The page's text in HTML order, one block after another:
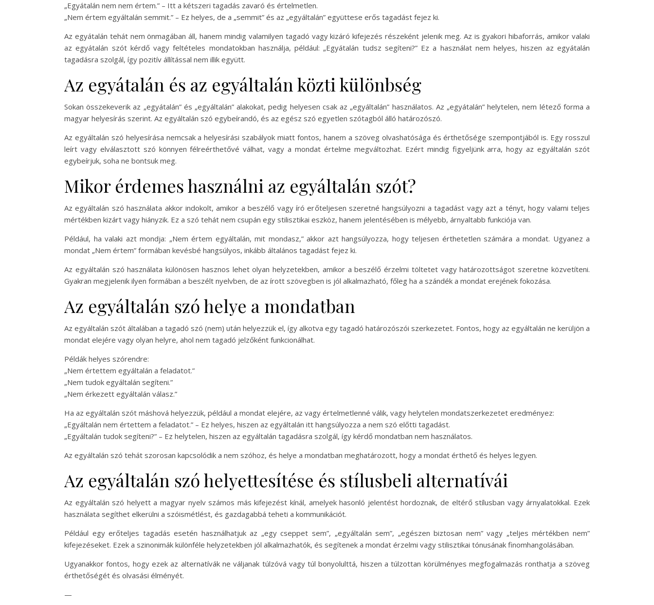
„Egyátalán nem nem értem.” – Itt a kétszeri tagadás zavaró és értelmetlen.
„Nem értem egyáltalán semmit.” – Ez helyes, de a „semmit” és az „egyáltalán” együttese erős tagadást fejez ki.
Az egyátalán tehát nem önmagában áll, hanem mindig valamilyen tagadó vagy kizáró kifejezés részeként jelenik meg. Az is gyakori hibaforrás, amikor valaki
az egyátalán szót kérdő vagy feltételes mondatokban használja, például: „Egyátalán tudsz segíteni?” Ez a használat nem helyes, hiszen az egyátalán
tagadásra szolgál, így pozitív állítással nem illik együtt.
Az egyátalán és az egyáltalán közti különbség
Sokan összekeverik az „egyátalán” és „egyáltalán” alakokat, pedig helyesen csak az „egyáltalán” használatos. Az „egyátalán” helytelen, nem létező forma a
magyar helyesírás szerint. Az egyáltalán szó egybeírandó, és az egész szó egyetlen szótagból álló határozószó.
Az egyáltalán szó helyesírása nemcsak a helyesírási szabályok miatt fontos, hanem a szöveg olvashatósága és érthetősége szempontjából is. Egy rosszul
leírt vagy elválasztott szó könnyen félreérthetővé válhat, vagy a mondat értelme megváltozhat. Ezért mindig figyeljünk arra, hogy az egyáltalán szót
egybeírjuk, soha ne bontsuk meg.
Mikor érdemes használni az egyáltalán szót?
Az egyáltalán szó használata akkor indokolt, amikor a beszélő vagy író erőteljesen szeretné hangsúlyozni a tagadást vagy azt a tényt, hogy valami teljes
mértékben kizárt vagy hiányzik. Ez a szó tehát nem csupán egy stilisztikai eszköz, hanem jelentésében is mélyebb, árnyaltabb funkciója van.
Például, ha valaki azt mondja: „Nem értem egyáltalán, mit mondasz,” akkor azt hangsúlyozza, hogy teljesen érthetetlen számára a mondat. Ugyanez a
mondat „Nem értem” formában kevésbé hangsúlyos, inkább általános tagadást fejez ki.
Az egyáltalán szó használata különösen hasznos lehet olyan helyzetekben, amikor a beszélő érzelmi töltetet vagy határozottságot szeretne közvetíteni.
Gyakran megjelenik ilyen formában a beszélt nyelvben, de az írott szövegben is jól alkalmazható, főleg ha a szándék a mondat erejének fokozása.
Az egyáltalán szó helye a mondatban
Az egyáltalán szót általában a tagadó szó (nem) után helyezzük el, így alkotva egy tagadó határozószói szerkezetet. Fontos, hogy az egyáltalán ne kerüljön a
mondat elejére vagy olyan helyre, ahol nem tagadó jelzőként funkcionálhat.
Példák helyes szórendre:
„Nem értettem egyáltalán a feladatot.”
„Nem tudok egyáltalán segíteni.”
„Nem érkezett egyáltalán válasz.”
Ha az egyáltalán szót máshová helyezzük, például a mondat elejére, az vagy értelmetlenné válik, vagy helytelen mondatszerkezetet eredményez:
„Egyáltalán nem értettem a feladatot.” – Ez helyes, hiszen az egyáltalán itt hangsúlyozza a nem szó előtti tagadást.
„Egyáltalán tudok segíteni?” – Ez helytelen, hiszen az egyáltalán tagadásra szolgál, így kérdő mondatban nem használatos.
Az egyáltalán szó tehát szorosan kapcsolódik a nem szóhoz, és helye a mondatban meghatározott, hogy a mondat érthető és helyes legyen.
Az egyáltalán szó helyettesítése és stílusbeli alternatívái
Az egyáltalán szó helyett a magyar nyelv számos más kifejezést kínál, amelyek hasonló jelentést hordoznak, de eltérő stílusban vagy árnyalatokkal. Ezek
használata segíthet elkerülni a szóismétlést, és gazdagabbá teheti a kommunikációt.
Például egy erőteljes tagadás esetén használhatjuk az „egy cseppet sem”, „egyáltalán sem”, „egészen biztosan nem” vagy „teljes mértékben nem”
kifejezéseket. Ezek a szinonimák különféle helyzetekben jól alkalmazhatók, és segítenek a mondat érzelmi vagy stilisztikai tónusának finomhangolásában.
Ugyanakkor fontos, hogy ezek az alternatívák ne váljanak túlzóvá vagy túl bonyolulttá, hiszen a túlzottan körülményes megfogalmazás ronthatja a szöveg
érthetőségét és olvasási élményét.
—